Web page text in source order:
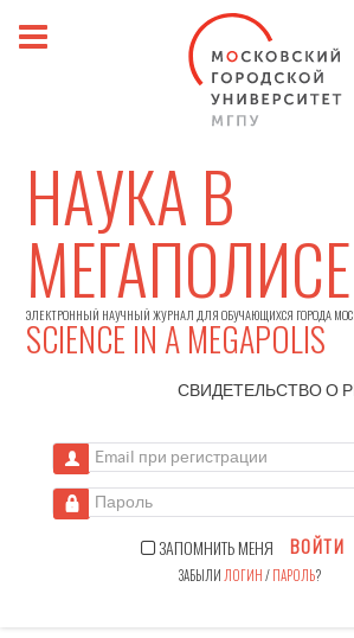
НАУКА В
МЕГАПОЛИСЕ
ЭЛЕКТРОННЫЙ НАУЧНЫЙ ЖУРНАЛ ДЛЯ ОБУЧАЮЩИХСЯ ГОРОДА
SCIENCE IN A MEGAPOLIS
СВИДЕТЕЛЬСТВО О
Email при регистрации
Пароль
ЗАПОМНИТЬ МЕНЯ ВОЙТИ
ЗАБЫЛИ ЛОГИН/ПАРОЛЬ?